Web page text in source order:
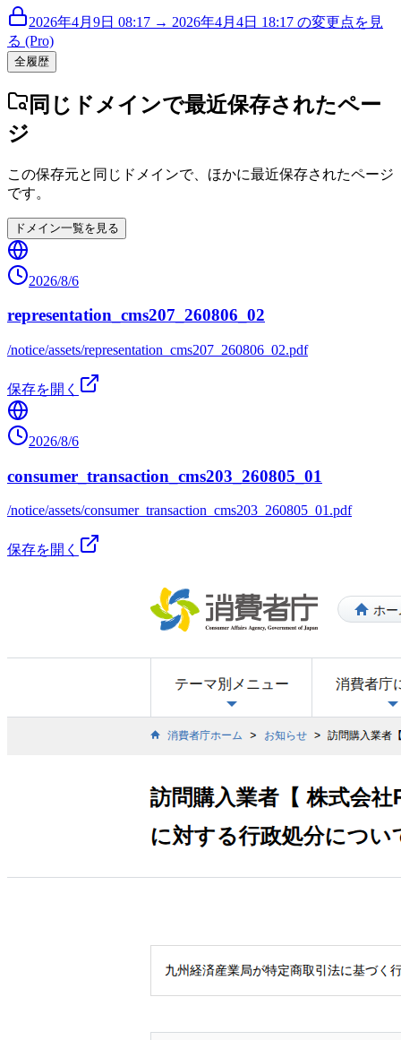
2026年4月9日 08:17 → 2026年4月4日 18:17 の変更点を見
る (Pro)
全履歴
同じドメインで最近保存されたペー
ジ
この保存元と同じドメインで、ほかに最近保存されたページ
です。
ドメイン一覧を見る
2026/8/6
representation_cms207_260806_02
/notice/assets/representation_cms207_260806_02.pdf
保存を開く
2026/8/6
consumer_transaction_cms203_260805_01
/notice/assets/consumer_transaction_cms203_260805_01.pdf
保存を開く